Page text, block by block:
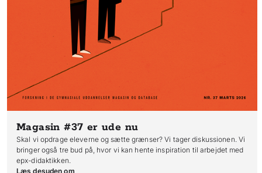
Magasin #37 er ude nu
Skal vi opdrage eleverne og sætte grænser? Vi tager diskussionen. Vi
bringer også tre bud på, hvor vi kan hente inspiration til arbejdet med
epx-didaktikken.
Læs desuden om